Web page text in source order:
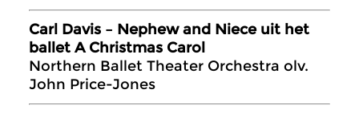
Carl Davis – Nephew and Niece uit het
ballet A Christmas Carol
Northern Ballet Theater Orchestra olv.
John Price-Jones